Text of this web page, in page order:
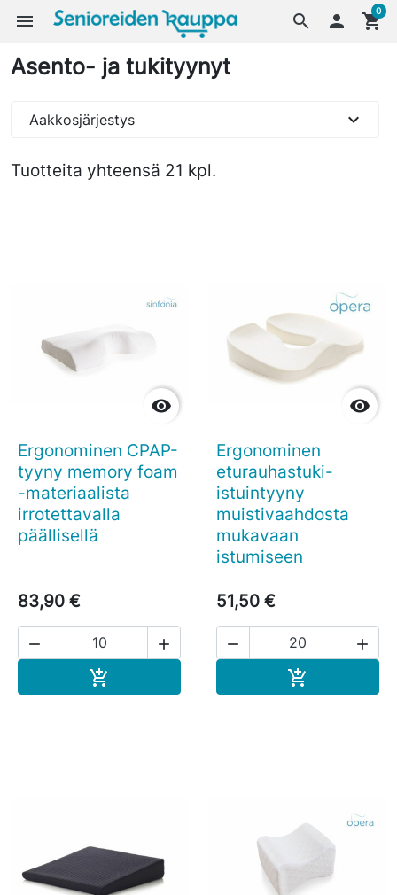
search
menu  shopping_cart
0
Asento- ja tukityynyt
Tuotteita yhteensä 21 kpl.
Aakkosjärjestys expand_more

Ergonominen CPAP-
tyyny memory foam
-materiaalista
irrotettavalla
päällisellä
83,90 €
 


Ergonominen
eturauhastuki-
istuintyyny
muistivaahdosta
mukavaan
istumiseen
51,50 €
 
